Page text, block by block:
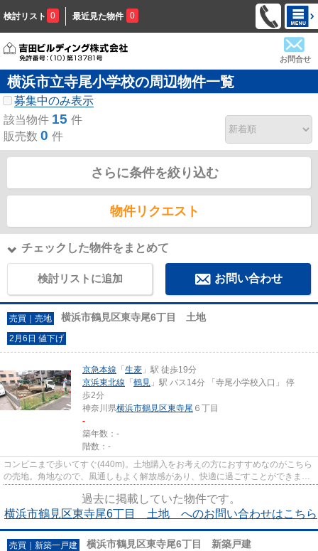
検討リスト 0 最近見た物件 0
お問合せ
横浜市立寺尾小学校の周辺物件一覧
募集中のみ表示
該当物件 15 件
販売数 0 件
さらに条件を絞り込む
物件リクエスト
チェックした物件をまとめて
検討リストに追加 お問い合わせ
売買｜売地 横浜市鶴見区東寺尾6丁目 土地
2月6日 値下げ
京急本線 「 生麦 」駅 徒歩19分
京浜東北線 「 鶴見 」駅 バス14分 「寺尾小学校入口」 停
歩2分
神奈川県横浜市鶴見区東寺尾 ６丁目
-
築年数：-
階数：-
コンビニまで歩いてすぐ(440m)。土地購入をお考えの方におすすめなのがこちら
の売地。角地なので、風通しもよく解放感があり、快適に過ごすことができま
過去に掲載していた物件です。
横浜市鶴見区東寺尾6丁目 土地 へのお問い合わせはこちら
売買｜新築一戸建 横浜市鶴見区東寺尾6丁目 新築戸建